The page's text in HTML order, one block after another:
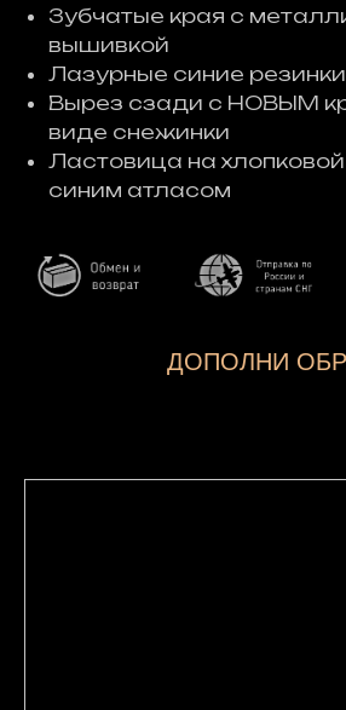
Зубчатые края с
вышивкой
Лазурные синие резинки
Вырез сзади с НОВЫМ
виде снежинки
Ластовица на
синим атласом
ДОПОЛНИ